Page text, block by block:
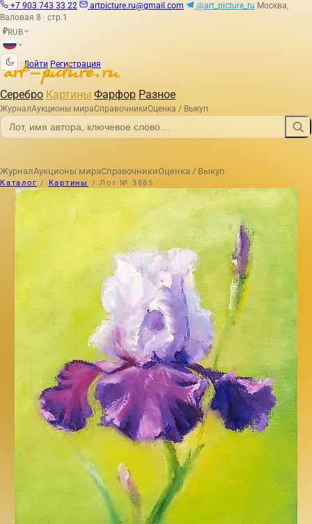
+7 903 743 33 22 artpicture.ru@gmail.com @art_picture_ru Москва,
Валовая 8 · стр.1
₽RUB
Войти Регистрация
Серебро Картины Фарфор Разное
ЖурналАукционы мираСправочникиОценка / Выкуп
ЖурналАукционы мираСправочникиОценка / Выкуп
Каталог / Картины / Лот № 3885